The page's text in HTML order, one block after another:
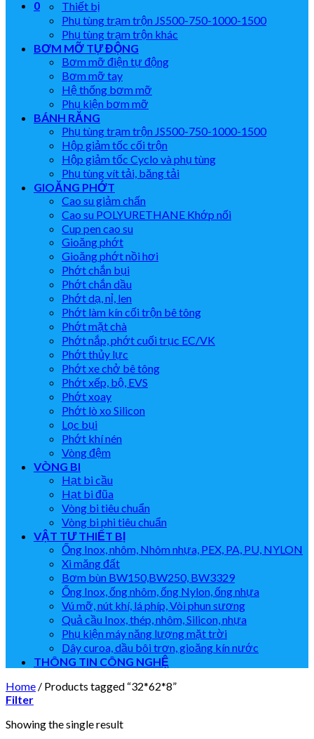
0
Thiết bị
Phụ tùng trạm trộn JS500-750-1000-1500
Phụ tùng trạm trộn khác
BƠM MỠ TỰ ĐỘNG
Bơm mỡ điện tự động
Bơm mỡ tay
Hệ thống bơm mỡ
Phụ kiện bơm mỡ
BÁNH RĂNG
Phụ tùng trạm trộn JS500-750-1000-1500
Hộp giảm tốc cối trộn
Hộp giảm tốc Cyclo và phụ tùng
Phụ tùng vít tải, băng tải
GIOĂNG PHỚT
Cao su giảm chấn
Cao su POLYURETHANE Khớp nối
Cup pen cao su
Gioăng phớt
Gioăng phớt nồi hơi
Phớt chắn bụi
Phớt chắn dầu
Phớt dạ, nỉ, len
Phớt làm kín cối trộn bê tông
Phớt mặt chà
Phớt nắp, phớt cuối trục EC/VK
Phớt thủy lực
Phớt xe chở bê tông
Phớt xếp, bộ, EVS
Phớt xoay
Phớt lò xo Silicon
Lọc bụi
Phớt khí nén
Vòng đệm
VÒNG BI
Hạt bi cầu
Hạt bi đũa
Vòng bi tiêu chuẩn
Vòng bi phi tiêu chuẩn
VẬT TƯ THIẾT BỊ
Ống Inox, nhôm, Nhôm nhựa, PEX, PA, PU, NYLON
Xi măng đất
Bơm bùn BW150,BW250, BW3329
Ống Inox, ống nhôm, ống Nylon, ống nhựa
Vú mỡ, nút khí, lá phíp, Vòi phun sương
Quả cầu Inox, thép, nhôm, Silicon, nhựa
Phụ kiện máy năng lượng mặt trời
Dây curoa, dầu bôi trơn, gioăng kín nước
THÔNG TIN CÔNG NGHỆ
Home / Products tagged “32*62*8”
Filter
Showing the single result